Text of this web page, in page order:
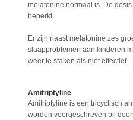
melatonine normaal is. De
beperkt.
Er zijn naast melatonine zes
slaapproblemen aan kinderen
weer te staken als niet effectief.
Amitriptyline
Amitriptyline is een tricyclisch
worden voorgeschreven bij